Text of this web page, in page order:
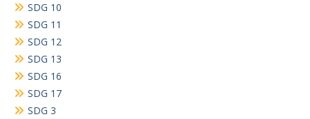
SDG 10
SDG 11
SDG 12
SDG 13
SDG 16
SDG 17
SDG 3